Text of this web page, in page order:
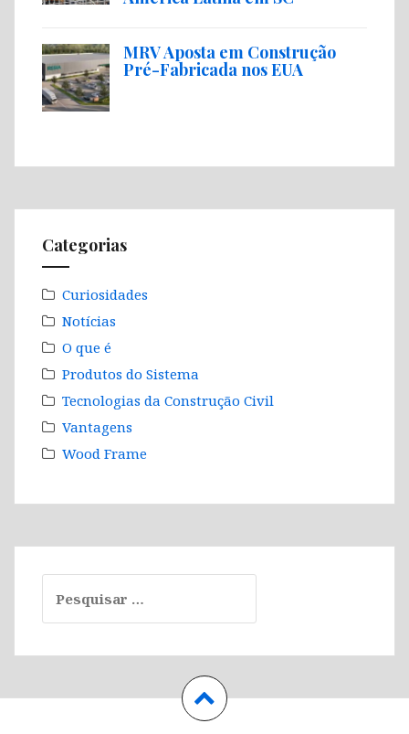
MRV Aposta em Construção
Pré-Fabricada nos EUA
Categorias
Curiosidades
Notícias
O que é
Produtos do Sistema
Tecnologias da Construção Civil
Vantagens
Wood Frame
por: